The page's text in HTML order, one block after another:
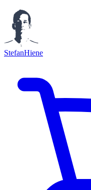
StefanHiene